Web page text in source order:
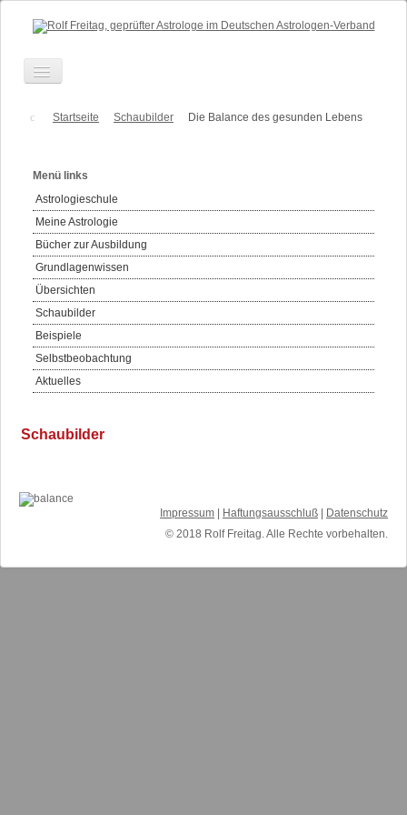
Toggle
Über mich
Ausbildung
Anfahrt
Termine
Kontakt
Honorare
Links
Startseite Schaubilder Die Balance des gesunden Lebens
Menü links
Astrologieschule
Meine Astrologie
Bücher zur Ausbildung
Grundlagenwissen
Übersichten
Schaubilder
Beispiele
Selbstbeobachtung
Aktuelles
Schaubilder
Impressum Haftungsausschluß
Datenschutz
© 2018 Rolf Freitag. Alle Rechte vorbehalten.